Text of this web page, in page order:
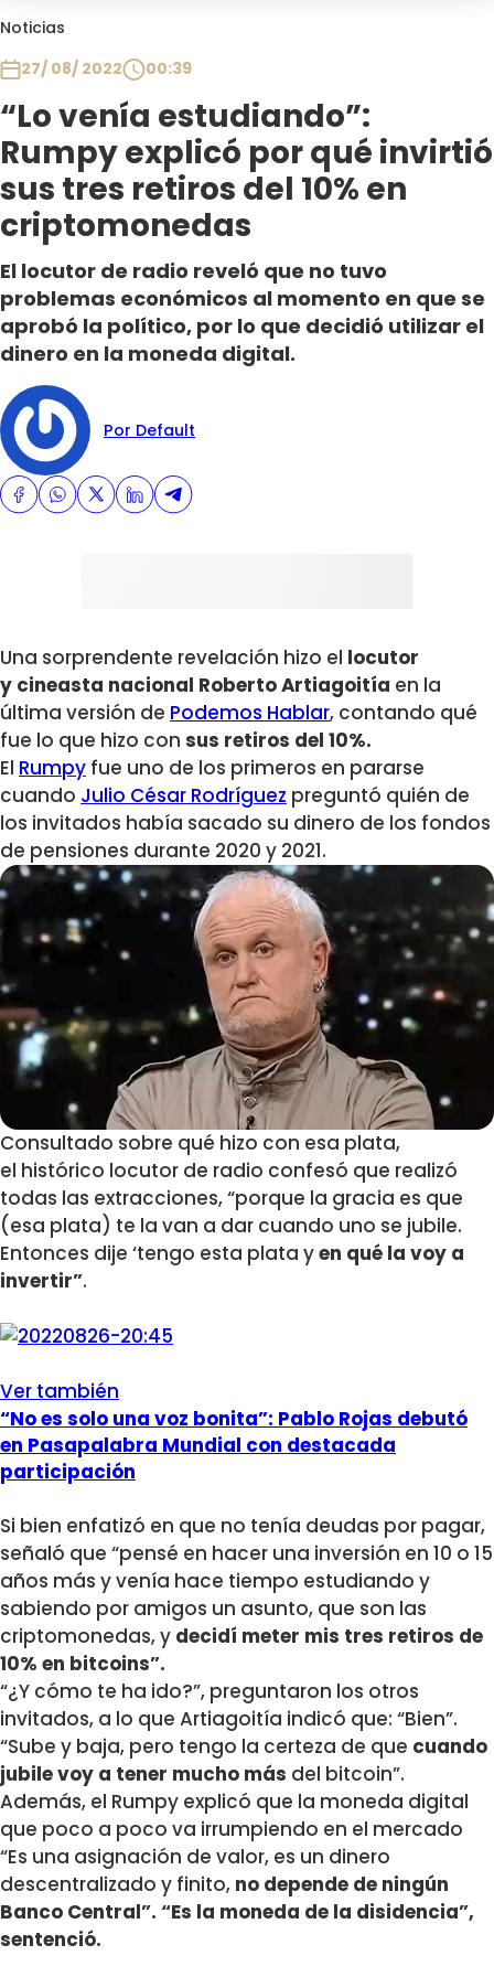
Noticias
27/ 08/ 2022
00:39
“Lo venía estudiando”:
Rumpy explicó por qué invirtió
sus tres retiros del 10% en
criptomonedas
El locutor de radio reveló que no tuvo
problemas económicos al momento en que se
aprobó la político, por lo que decidió utilizar el
dinero en la moneda digital.
Por Default
Una sorprendente revelación hizo el locutor
y cineasta nacional Roberto Artiagoitía en la
última versión de Podemos Hablar, contando qué
fue lo que hizo con sus retiros del 10%.
El Rumpy fue uno de los primeros en pararse
cuando Julio César Rodríguez preguntó quién de
los invitados había sacado su dinero de los fondos
de pensiones durante 2020 y 2021.
Consultado sobre qué hizo con esa plata,
el histórico locutor de radio confesó que realizó
todas las extracciones, “porque la gracia es que
(esa plata) te la van a dar cuando uno se jubile.
Entonces dije ‘tengo esta plata yen qué la voy a
invertir”.
Ver también
“No es solo una voz bonita”: Pablo Rojas debutó
en Pasapalabra Mundial con destacada
participación
Si bien enfatizó en que no tenía deudas por pagar,
señaló que “pensé en hacer una inversión en 10 o 15
años más y venía hace tiempo estudiando y
sabiendo por amigos un asunto, que son las
criptomonedas, y decidí meter mis tres retiros de
10% en bitcoins”.
“¿Y cómo te ha ido?”, preguntaron los otros
invitados, a lo que Artiagoitía indicó que: “Bien”.
“Sube y baja, pero tengo la certeza de que cuando
jubile voy a tener mucho más del bitcoin”.
Además, el Rumpy explicó que la moneda digital
que poco a poco va irrumpiendo en el mercado
“Es una asignación de valor, es un dinero
descentralizado y finito, no depende de ningún
Banco Central”. “Es la moneda de la disidencia”,
sentenció.
Plan Perfecto
El Tiempo
Sabingo
Todos Los Programas